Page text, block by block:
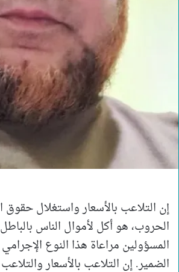
إن التلاعب بالأسعار واستغلال
الحروب، هو أكل لأموال الناس
المسؤولين مراعاة هذا النوع
الضمير. إن التلاعب بالأسعار